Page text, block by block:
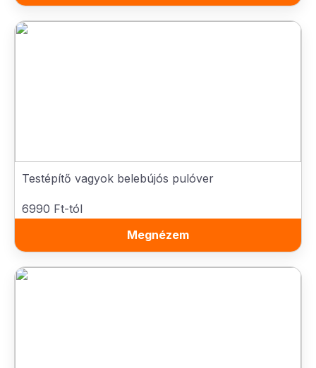
Testépítő vagyok belebújós pulóver
6990 Ft-tól
Megnézem